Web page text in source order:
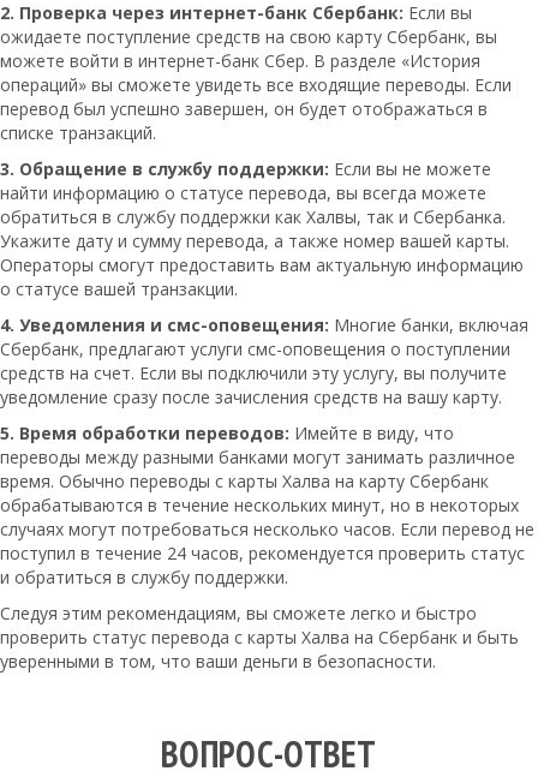
2. Проверка через интернет-банк Сбербанк: Если вы
ожидаете поступление средств на свою карту Сбербанк, вы
можете войти в интернет-банк Сбер. В разделе «История
операций» вы сможете увидеть все входящие переводы. Если
перевод был успешно завершен, он будет отображаться в
списке транзакций.
3. Обращение в службу поддержки: Если вы не можете
найти информацию о статусе перевода, вы всегда можете
обратиться в службу поддержки как Халвы, так и Сбербанка.
Укажите дату и сумму перевода, а также номер вашей карты.
Операторы смогут предоставить вам актуальную информацию
о статусе вашей транзакции.
4. Уведомления и смс-оповещения: Многие банки, включая
Сбербанк, предлагают услуги смс-оповещения о поступлении
средств на счет. Если вы подключили эту услугу, вы получите
уведомление сразу после зачисления средств на вашу карту.
5. Время обработки переводов: Имейте в виду, что
переводы между разными банками могут занимать различное
время. Обычно переводы с карты Халва на карту Сбербанк
обрабатываются в течение нескольких минут, но в некоторых
случаях могут потребоваться несколько часов. Если перевод не
поступил в течение 24 часов, рекомендуется проверить статус
и обратиться в службу поддержки.
Следуя этим рекомендациям, вы сможете легко и быстро
проверить статус перевода с карты Халва на Сбербанк и быть
уверенными в том, что ваши деньги в безопасности.
ВОПРОС-ОТВЕТ